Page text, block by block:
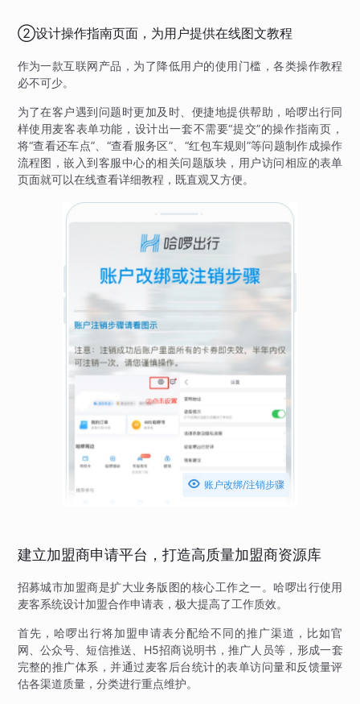
②设计操作指南页面，为用户提供在线图文教程
作为一款互联网产品，为了降低用户的使用门槛，各类操作教程
必不可少。
为了在客户遇到问题时更加及时、便捷地提供帮助，哈啰出行同
样使用麦客表单功能，设计出一套不需要“提交”的操作指南页，
将“查看还车点”、“查看服务区”、“红包车规则”等问题制作成操作
流程图，嵌入到客服中心的相关问题版块，用户访问相应的表单
页面就可以在线查看详细教程，既直观又方便。
 账户改绑/注销步骤
建立加盟商申请平台，打造高质量加盟商资源库
招募城市加盟商是扩大业务版图的核心工作之一。哈啰出行使用
麦客系统设计加盟合作申请表，极大提高了工作质效。
首先，哈啰出行将加盟申请表分配给不同的推广渠道，比如官
网、公众号、短信推送、H5招商说明书，推广人员等，形成一套
完整的推广体系，并通过麦客后台统计的表单访问量和反馈量评
估各渠道质量，分类进行重点维护。